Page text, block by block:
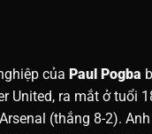
của Paul Pogba
United, ra mắt ở tuổi
(thắng 8-2).